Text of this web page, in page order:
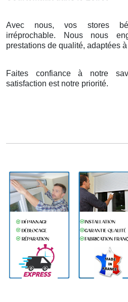
Avec nous, vos stores
irréprochable. Nous nous
prestations de qualité, adaptées
Faites confiance à notre
satisfaction est notre priorité.